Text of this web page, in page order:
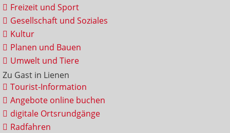
Freizeit und Sport
Gesellschaft und Soziales
Kultur
Planen und Bauen
Umwelt und Tiere
Zu Gast in Lienen
Tourist-Information
Angebote online buchen
digitale Ortsrundgänge
Radfahren